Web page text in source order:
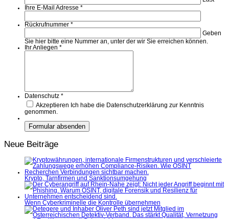
Ihre E-Mail Adresse *
Rückrufnummer *
Geben
Sie hier bitte eine Nummer an, unter der wir Sie erreichen können.
Ihr Anliegen *
Datenschutz *
Akzeptieren Ich habe die Datenschutzerklärung zur Kenntnis
genommen.
Neue Beiträge
Krypto, Tarnfirmen und Sanktionsumgehung
Wenn Cyberkriminelle die Kontrolle übernehmen